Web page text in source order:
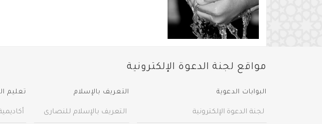
مواقع لجنة الدعوة الإلكترونية
البوابات الدعوية
لجنة الدعوة الإلكترونية
التعريف بالإسلام
التعريف بالإسلام للنصارى
تعليم